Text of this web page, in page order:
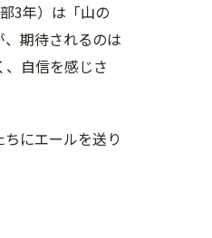
3年）は「山の
期待されるのは
自信を感じさ
にエールを送り